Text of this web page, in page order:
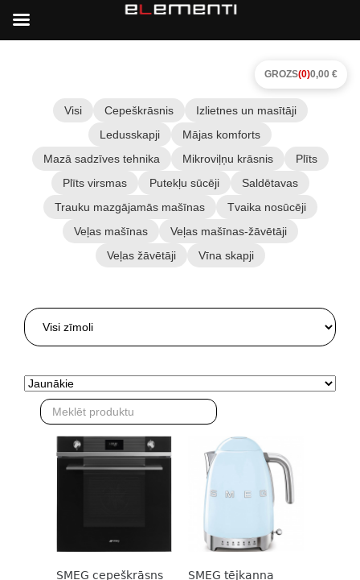
Visi Cepeškrāsnis
Izlietnes un masītāji
Ledusskapji
Mājas komforts
Mazā sadzīves tehnika
Mikroviļņu krāsnis
Plīts
Plīts virsmas
Putekļu sūcēji
Saldētavas
Trauku mazgājamās mašīnas
Tvaika nosūcēji
Veļas mašīnas
Veļas mašīnas-žāvētāji
Veļas žāvētāji
Vīna skapji
SMEG cepeškrāsns
SMEG tējkanna
GROZS(0)0,00 €